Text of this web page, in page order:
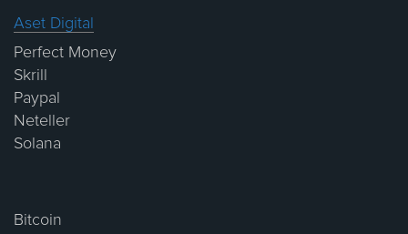
Aset Digital
Perfect Money
Skrill
Paypal
Neteller
Solana
Bitcoin